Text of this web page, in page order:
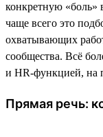
конкретную «боль»
чаще всего это
охватывающих
сообщества. Всё
и HR-функцией, на
Прямая речь: